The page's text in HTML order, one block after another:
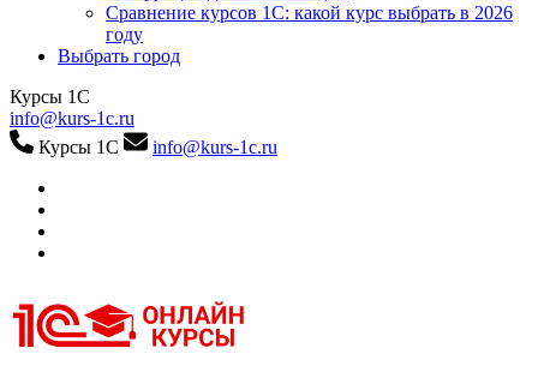
Сравнение курсов 1С: какой курс выбрать в 2026
году
Выбрать город
Курсы 1С
info@kurs-1c.ru
Курсы 1С
info@kurs-1c.ru